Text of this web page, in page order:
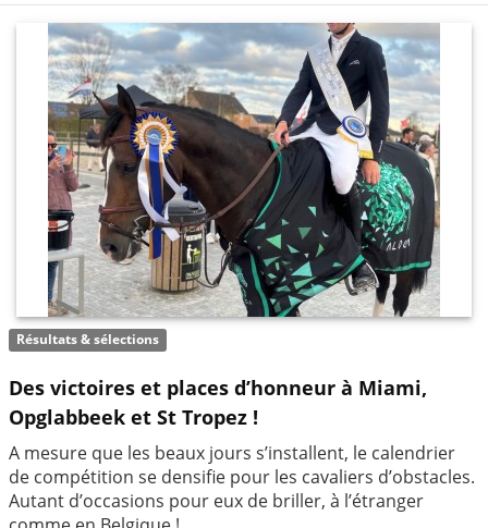
Résultats & sélections
Des victoires et places d’honneur à Miami,
Opglabbeek et St Tropez !
A mesure que les beaux jours s’installent, le calendrier
de compétition se densifie pour les cavaliers d’obstacles.
Autant d’occasions pour eux de briller, à l’étranger